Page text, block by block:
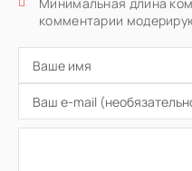
комментарии